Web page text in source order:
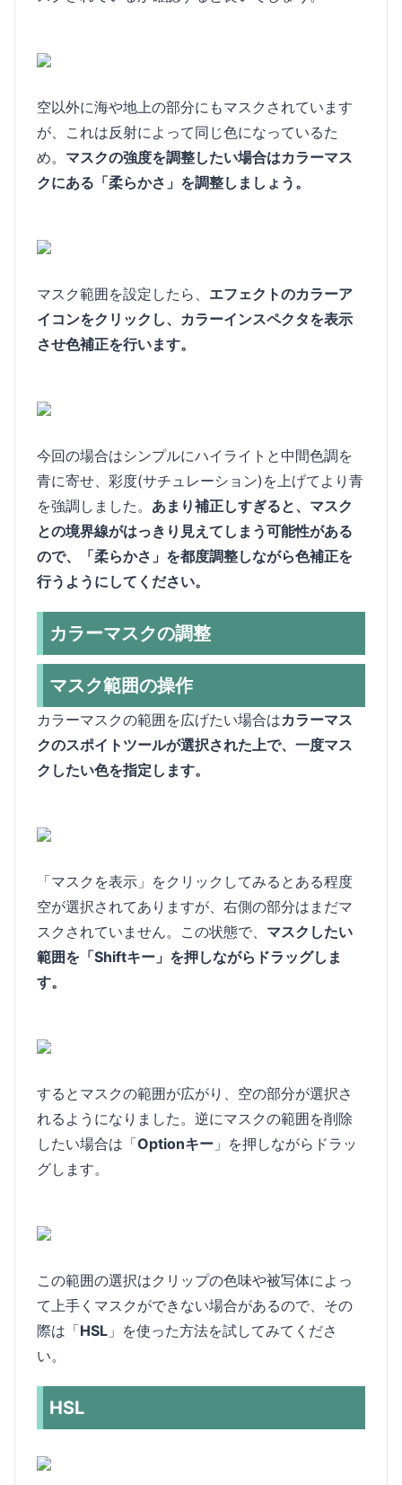
空以外に海や地上の部分にもマスクされています
が、これは反射によって同じ色になっているた
め。 マスクの強度を調整したい場合はカラーマス
クにある「柔らかさ」を調整しましょう。
マスク範囲を設定したら、 エフェクトのカラーア
イコンをクリックし、カラーインスペクタを表示
させ色補正を行います。
今回の場合はシンプルにハイライトと中間色調を
青に寄せ、彩度(サチュレーション)を上げてより青
を強調しました。 あまり補正しすぎると、マスク
との境界線がはっきり見えてしまう可能性がある
ので、「柔らかさ」を都度調整しながら色補正を
行うようにしてください。
カラーマスクの調整
マスク範囲の操作
カラーマスクの範囲を広げたい場合はカラーマス
クのスポイトツールが選択された上で、一度マス
クしたい色を指定します。
「マスクを表示」をクリックしてみるとある程度
空が選択されてありますが、右側の部分はまだマ
スクされていません。この状態で、 マスクしたい
範囲を「Shiftキー」を押しながらドラッグしま
す。
するとマスクの範囲が広がり、空の部分が選択さ
れるようになりました。逆にマスクの範囲を削除
したい場合は「Optionキー 」を押しながらドラッ
グします。
この範囲の選択はクリップの色味や被写体によっ
て上手くマスクができない場合があるので、その
際は「HSL 」を使った方法を試してみてくださ
い。
HSL